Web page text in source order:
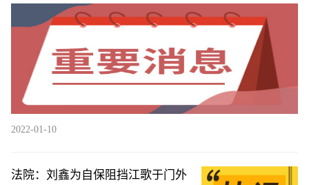
2022-01-10
法院：刘鑫为自保阻挡江歌于门外